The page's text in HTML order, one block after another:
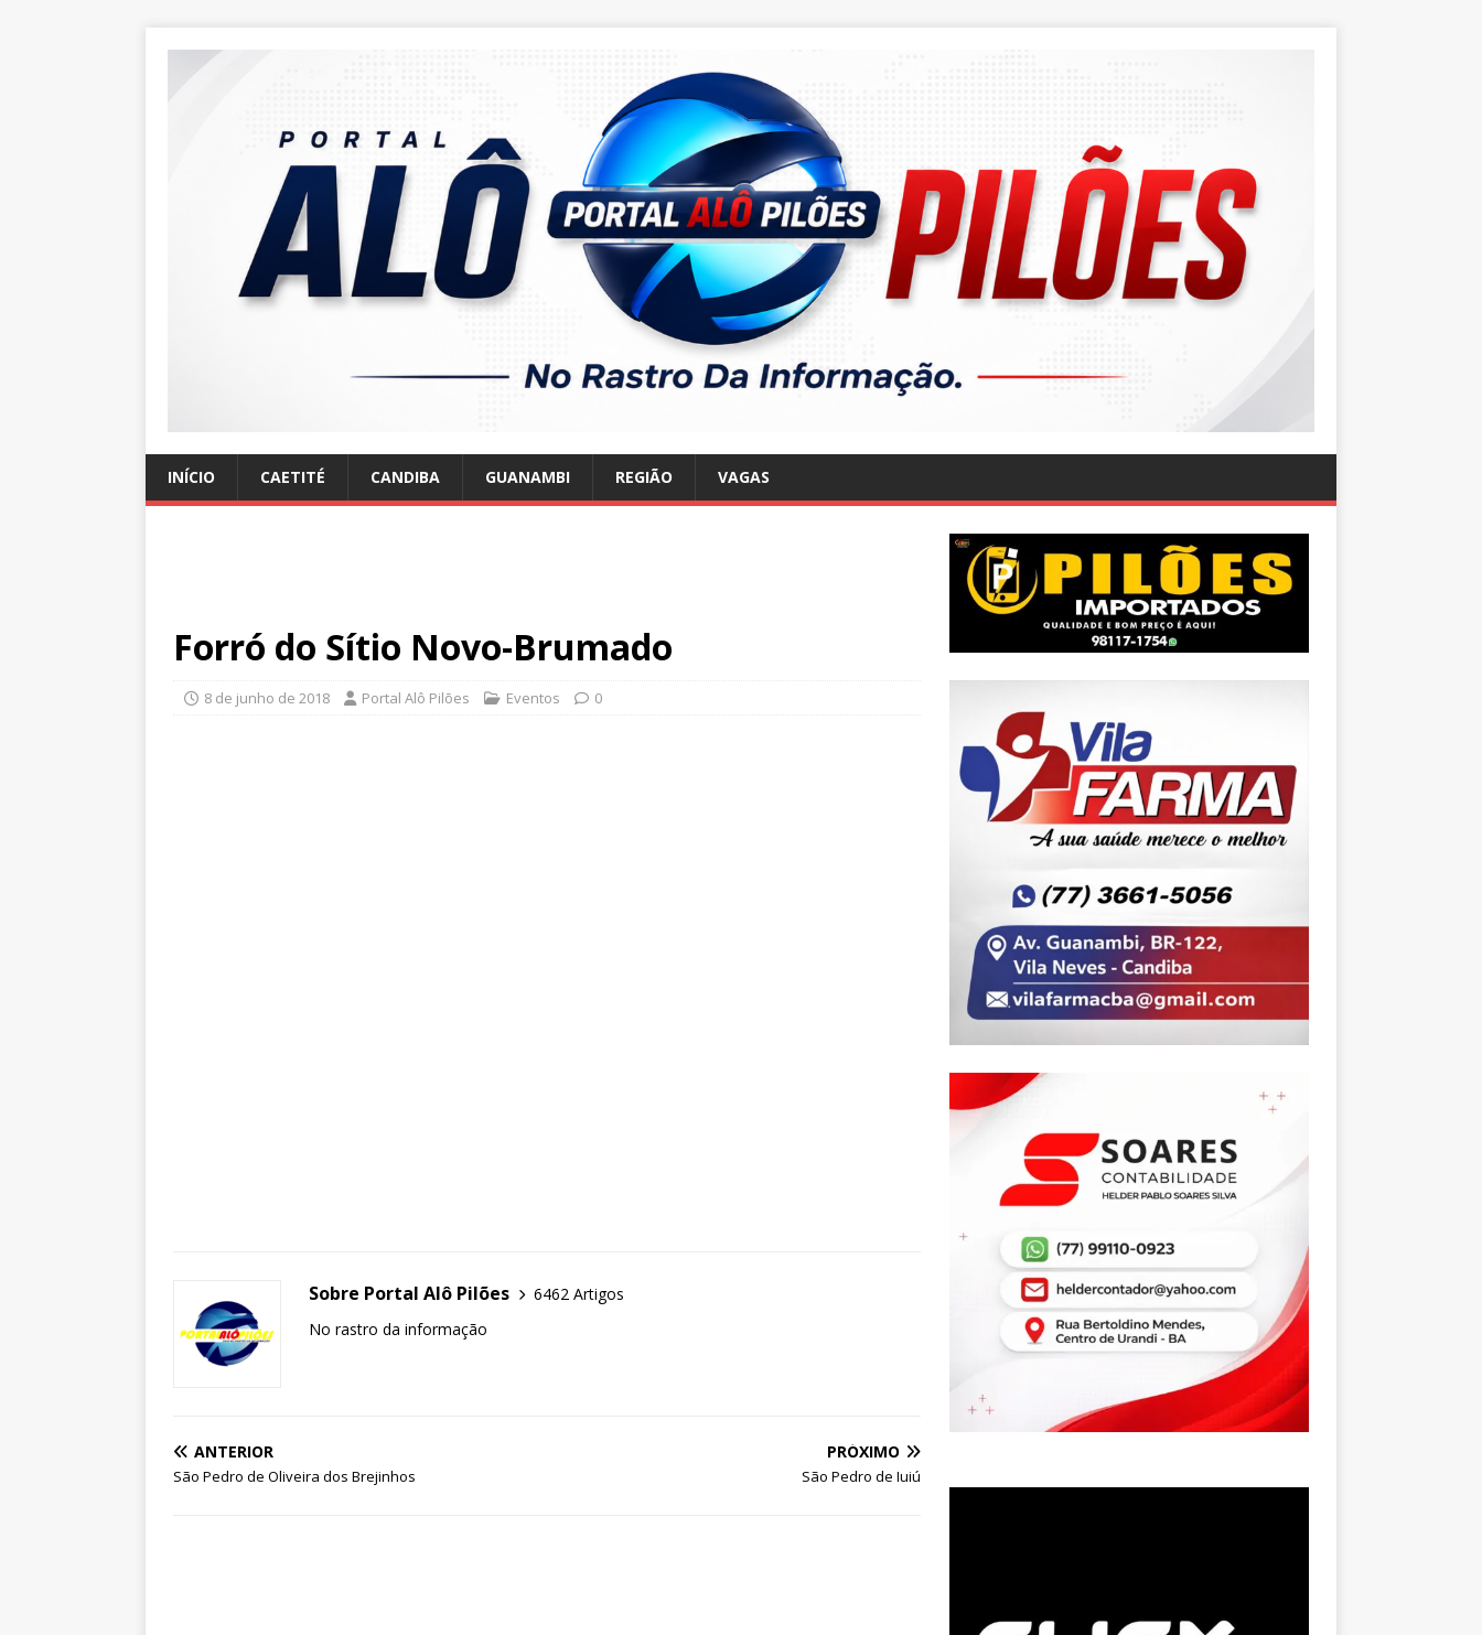
INÍCIO CAETITÉ CANDIBA GUANAMBI REGIÃO VAGAS
Forró do Sítio Novo-Brumado
8 de junho de 2018 Portal Alô Pilões Eventos 0
Sobre Portal Alô Pilões
6462 Artigos
No rastro da informação
ANTERIOR
São Pedro de Oliveira dos Brejinhos
PRÓXIMO
São Pedro de Iuiú